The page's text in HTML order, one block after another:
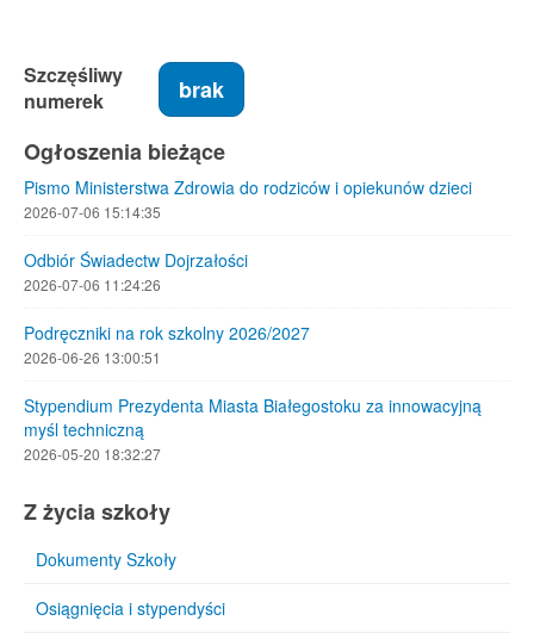
Szczęśliwy
numerek
brak
Ogłoszenia bieżące
Pismo Ministerstwa Zdrowia do rodziców i opiekunów dzieci
2026-07-06 15:14:35
Odbiór Świadectw Dojrzałości
2026-07-06 11:24:26
Podręczniki na rok szkolny 2026/2027
2026-06-26 13:00:51
Stypendium Prezydenta Miasta Białegostoku za innowacyjną
myśl techniczną
2026-05-20 18:32:27
Z życia szkoły
Dokumenty Szkoły
Osiągnięcia i stypendyści